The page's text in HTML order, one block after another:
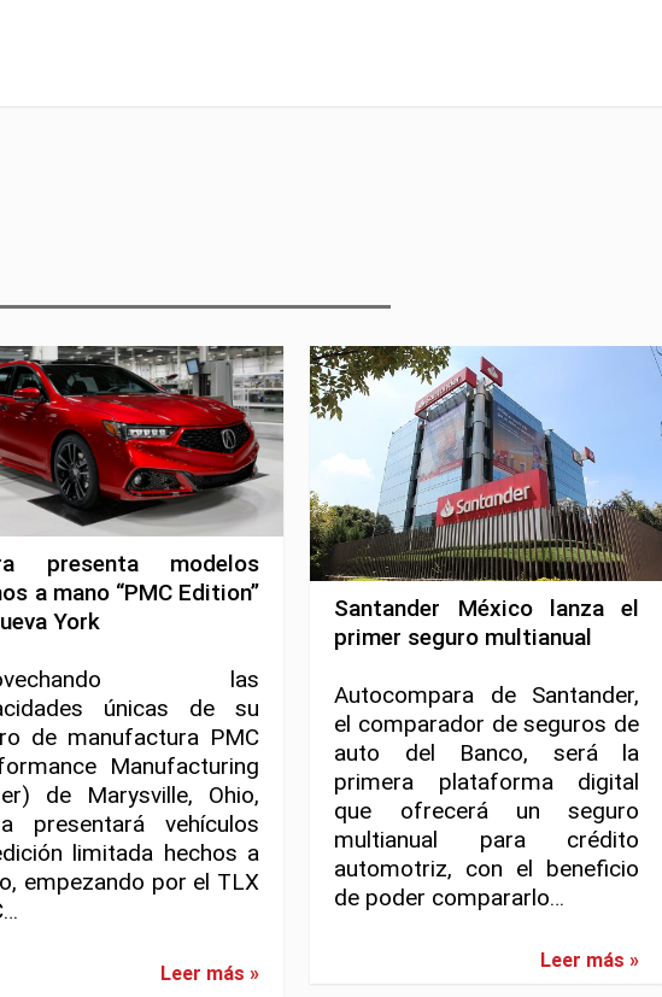
presenta modelos
a mano “PMC Edition”
York
las
únicas de su
de manufactura PMC
Manufacturing
de Marysville, Ohio,
presentará vehículos
limitada hechos a
empezando por el TLX
Leer más »
Santander México lanza el
primer seguro multianual
Autocompara de Santander,
el comparador de seguros de
auto del Banco, será la
primera plataforma digital
que ofrecerá un seguro
multianual para crédito
automotriz, con el beneficio
de poder compararlo…
Leer más »